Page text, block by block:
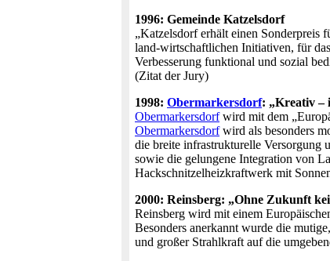
1996: Gemeinde Katzelsdorf
„Katzelsdorf erhält einen Sonderpreis
land-wirtschaftlichen Initiativen, für
Verbesserung funktional und sozial
(Zitat der Jury)
1998: Obermarkersdorf: „Kreativ –
Obermarkersdorfwird mit dem
Obermarkersdorfwird als besonders
die breite infrastrukturelle Versorgung
sowie die gelungene Integration von
Hackschnitzelheizkraftwerk mit
2000: Reinsberg: „Ohne Zukunft
Reinsberg wird mit einem
Besonders anerkannt wurde die
und großer Strahlkraft auf die